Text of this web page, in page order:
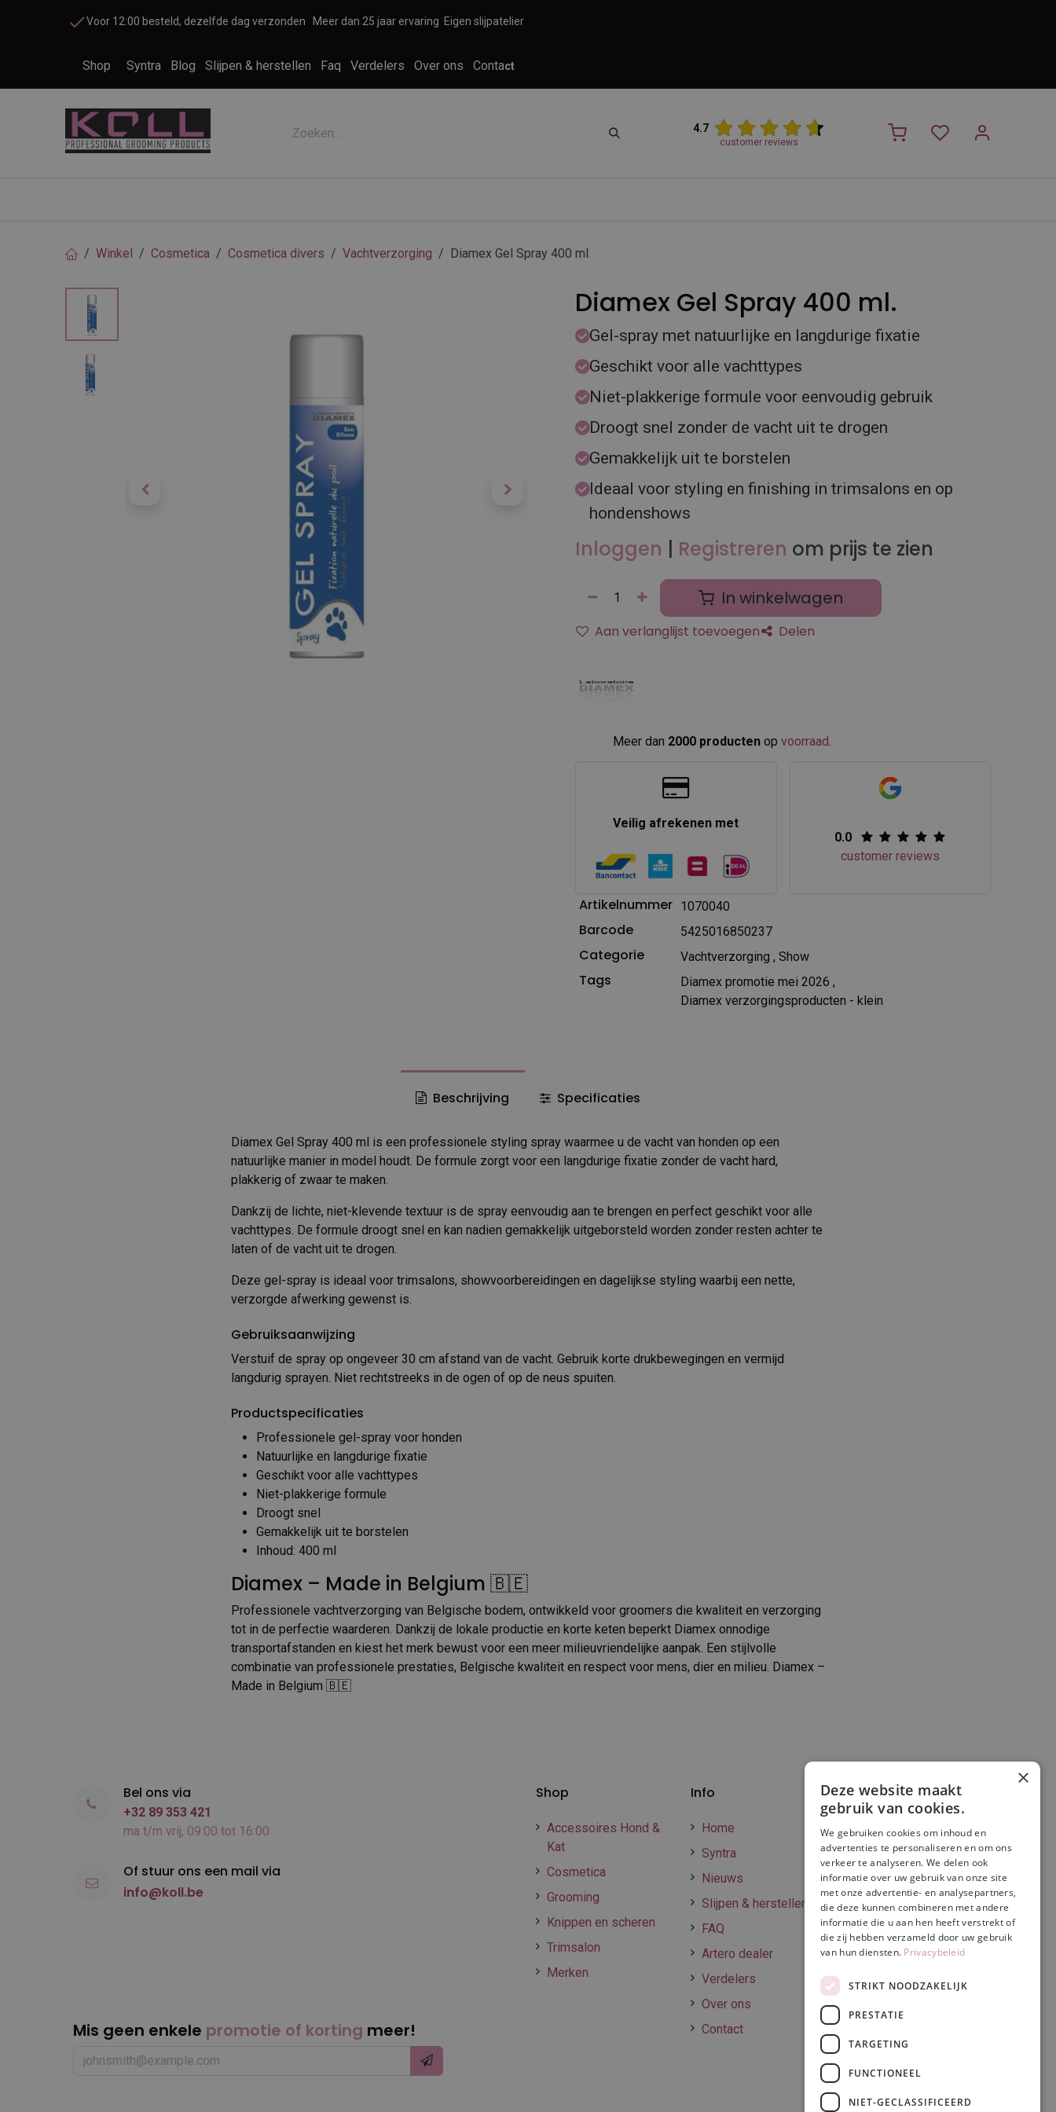
Voor 12:00 besteld, dezelfde dag verzonden Meer dan 25 jaar ervaring Eigen slijpatelier
Shop Syntra Blog Slijpen & herstellen Faq Verdelers Over ons Contact
4.7
customer reviews
Winkel Cosmetica Cosmetica divers Vachtverzorging Diamex Gel Spray 400 ml.
Diamex Gel Spray 400 ml.
Gel-spray met natuurlijke en langdurige fixatie
Geschikt voor alle vachttypes
Niet-plakkerige formule voor eenvoudig gebruik
Droogt snel zonder de vacht uit te drogen
Gemakkelijk uit te borstelen
Ideaal voor styling en finishing in trimsalons en op
hondenshows
Inloggen | Registreren om prijs te zien
In winkelwagen
Aan verlanglijst toevoegen Delen
Meer dan 2000 producten op voorraad
Veilig afrekenen met
0.0
customer reviews
Artikelnummer 1070040
Barcode 5425016850237
Categorie Vachtverzorging , Show
Tags Diamex promotie mei 2026 ,
Diamex verzorgingsproducten - klein
Beschrijving Specificaties
Diamex Gel Spray 400 ml is een professionele styling spray waarmee u de vacht van honden op een
natuurlijke manier in model houdt. De formule zorgt voor een langdurige fixatie zonder de vacht hard,
plakkerig of zwaar te maken.
Dankzij de lichte, niet-klevende textuur is de spray eenvoudig aan te brengen en perfect geschikt voor alle
vachttypes. De formule droogt snel en kan nadien gemakkelijk uitgeborsteld worden zonder resten achter te
laten of de vacht uit te drogen.
Deze gel-spray is ideaal voor trimsalons, showvoorbereidingen en dagelijkse styling waarbij een nette,
verzorgde afwerking gewenst is.
Gebruiksaanwijzing
Verstuif de spray op ongeveer 30 cm afstand van de vacht. Gebruik korte drukbewegingen en vermijd
langdurig sprayen. Niet rechtstreeks in de ogen of op de neus spuiten.
Productspecificaties
Professionele gel-spray voor honden
Natuurlijke en langdurige fixatie
Geschikt voor alle vachttypes
Niet-plakkerige formule
Droogt snel
Gemakkelijk uit te borstelen
Inhoud: 400 ml
Diamex – Made in Belgium 🇧🇪
Professionele vachtverzorging van Belgische bodem, ontwikkeld voor groomers die kwaliteit en verzorging
tot in de perfectie waarderen. Dankzij de lokale productie en korte keten beperkt Diamex onnodige
transportafstanden en kiest het merk bewust voor een meer milieuvriendelijke aanpak. Een stijlvolle
combinatie van professionele prestaties, Belgische kwaliteit en respect voor mens, dier en milieu. Diamex –
Made in Belgium 🇧🇪
Info
Home
Syntra
Nieuws
Slijpen & herstellen
FAQ
Artero dealer
Verdelers
Over ons
Contact
Shop
Accessoires Hond &
Kat
Cosmetica
Grooming
Knippen en scheren
Trimsalon
Merken
Verzenden en
betalen
Online betalen
Retourneren
Algemene
voorwaarden
Privacy & Cookie
policy
Disclaimer
Mis geen enkele promotie of korting meer!
Bel ons via
+32 89 353 421
ma t/m vrij, 09:00 tot 16:00
Of stuur ons een mail via
info@koll.be
×
Deze website maakt
gebruik van cookies.
We gebruiken cookies om inhoud en
advertenties te personaliseren en om ons
verkeer te analyseren. We delen ook
informatie over uw gebruik van onze site
met onze advertentie- en analysepartners,
die deze kunnen combineren met andere
informatie die u aan hen heeft verstrekt of
die zij hebben verzameld door uw gebruik
van hun diensten. Privacybeleid
STRIKT NOODZAKELIJK
PRESTATIE
TARGETING
FUNCTIONEEL
NIET-GECLASSIFICEERD